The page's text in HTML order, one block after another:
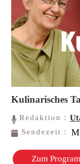
Kulinarisches
Redaktion：
Sendezeit：
Zum